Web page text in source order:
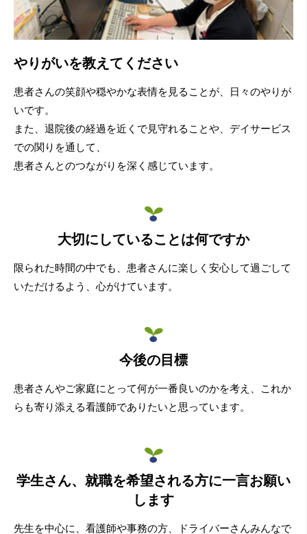
やりがいを教えてください
患者さんの笑顔や穏やかな表情を見ることが、日々のやりが
いです。
また、退院後の経過を近くで見守れることや、デイサービス
での関りを通して、
患者さんとのつながりを深く感じています。
大切にしていることは何ですか
限られた時間の中でも、患者さんに楽しく安心して過ごして
いただけるよう、心がけています。
今後の目標
患者さんやご家庭にとって何が一番良いのかを考え、これか
らも寄り添える看護師でありたいと思っています。
学生さん、就職を希望される方に一言お願い
します
先生を中心に、看護師や事務の方、ドライバーさんみんなで